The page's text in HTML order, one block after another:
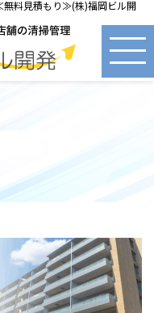
料見積もり≫(株)福岡ビル開
以下）